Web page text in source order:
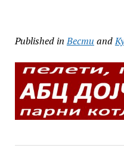
Published in Вести and